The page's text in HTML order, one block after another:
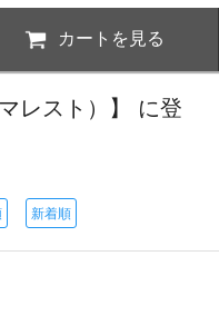
カートを見る
レスト）】 に登
新着順